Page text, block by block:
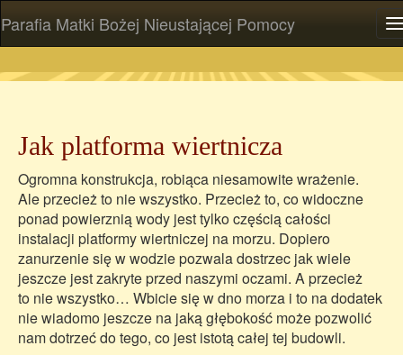
Parafia Matki Bożej Nieustającej Pomocy
Jak platforma wiertnicza
Ogromna konstrukcja, robiąca niesamowite wrażenie.
Ale przecież to nie wszystko. Przecież to, co widoczne
ponad powierznią wody jest tylko częścią całości
instalacji platformy wiertniczej na morzu. Dopiero
zanurzenie się w wodzie pozwala dostrzec jak wiele
jeszcze jest zakryte przed naszymi oczami. A przecież
to nie wszystko… Wbicie się w dno morza i to na dodatek
nie wiadomo jeszcze na jaką głębokość może pozwolić
nam dotrzeć do tego, co jest istotą całej tej budowli.